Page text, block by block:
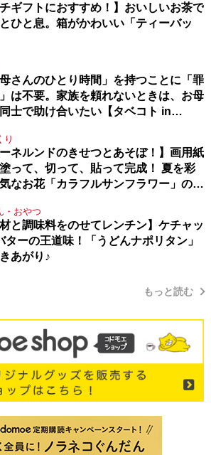
チギフトにおすすめ！】おいしいお茶で
ひと息。箱がかわいい「ティーバッ
母さんのひとり時間」を持つことに「罪
は不要。家族を頼れないときは、お母
士で助け合いたい【タベコト in
り
ーネルンドのきせつとあそぼ！】画用紙
って、切って、貼って完成！ 夏を彩
なお花「カラフルサンフラワー」の作
・おやつ
材と調味料をのせてレンチン】ケチャッ
ターの王道味！「うどんナポリタン」
あがり♪
もっと読む